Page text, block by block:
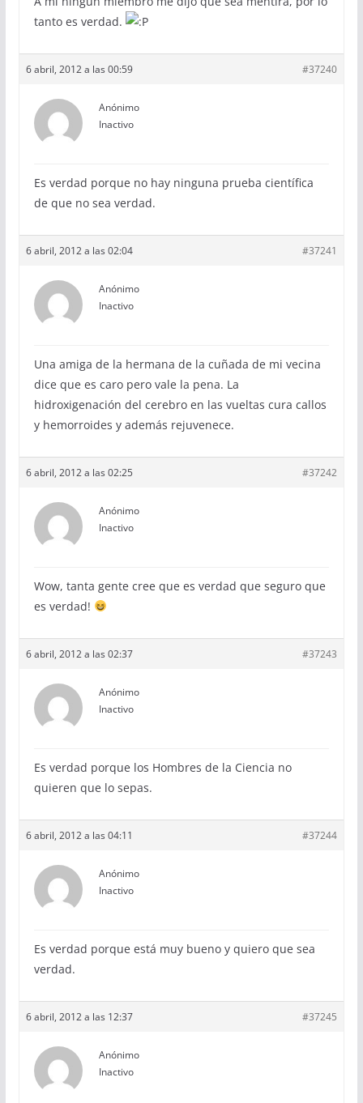
tanto es verdad.
6 abril, 2012 a las 00:59 #37240
Anónimo
Inactivo
Es verdad porque no hay ninguna prueba científica
de que no sea verdad.
6 abril, 2012 a las 02:04 #37241
Anónimo
Inactivo
Una amiga de la hermana de la cuñada de mi vecina
dice que es caro pero vale la pena. La
hidroxigenación del cerebro en las vueltas cura callos
y hemorroides y además rejuvenece.
6 abril, 2012 a las 02:25 #37242
Anónimo
Inactivo
Wow, tanta gente cree que es verdad que seguro que
es verdad!
6 abril, 2012 a las 02:37 #37243
Anónimo
Inactivo
Es verdad porque los Hombres de la Ciencia no
quieren que lo sepas.
6 abril, 2012 a las 04:11 #37244
Anónimo
Inactivo
Es verdad porque está muy bueno y quiero que sea
verdad.
6 abril, 2012 a las 12:37 #37245
Anónimo
Inactivo